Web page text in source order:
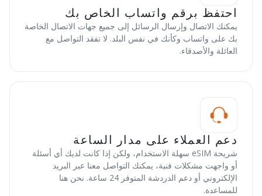
احتفظ برقم واتساب الخاص بك
يمكنك الاتصال وإرسال الرسائل إلى جميع جهات الاتصال الخاصة
بك على واتساب وكأنك في نفس البلد. لا تفقد التواصل مع
العائلة والأصدقاء.
دعم العملاء على مدار الساعة
شريحة eSIM سهلة الاستخدام، ولكن إذا كانت لديك أي أسئلة
أو واجهت مشكلات فنية، يمكنك التواصل معنا عبر البريد
الإلكتروني أو دعم الدردشة المتوفر 24 ساعة. نحن هنا
للمساعدة.